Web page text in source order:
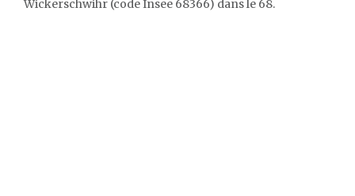
Wickerschwihr (code Insee 68366) dans le 68.